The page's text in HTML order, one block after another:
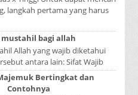
langkah pertama yang harus
tabun...bagi allah
Allah yang wajib diketahui
antara lain: Sifat Wajib
A...
Bertingkat dan
Contohnya